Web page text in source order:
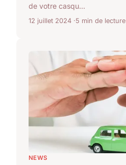
de votre casqu...
12 juillet 2024 5 min de lecture
NEWS